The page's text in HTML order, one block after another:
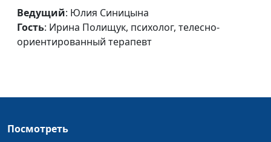
Почему мы боимся быть
слабыми
терапевт
чувства
Ведущий: Юлия Синицына
Гость: Ирина Полищук, психолог, телесно-
ориентированный терапевт
Посмотреть